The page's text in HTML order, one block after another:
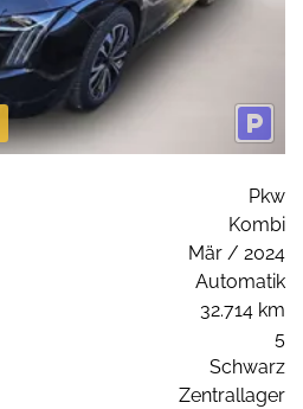
Pkw
Kombi
Mär / 2024
Automatik
32.714 km
5
Schwarz
Zentrallager